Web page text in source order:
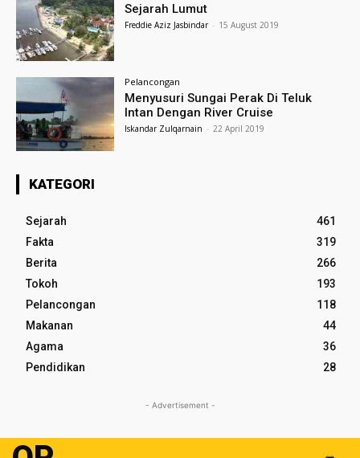
Sejarah Lumut
Freddie Aziz Jasbindar - 15 August 2019
Pelancongan
Menyusuri Sungai Perak Di Teluk
Intan Dengan River Cruise
Iskandar Zulqarnain - 22 April 2019
KATEGORI
Sejarah
461
Fakta
319
Berita
266
Tokoh
193
Pelancongan
118
Makanan
44
Agama
36
Pendidikan
28
- Advertisement -